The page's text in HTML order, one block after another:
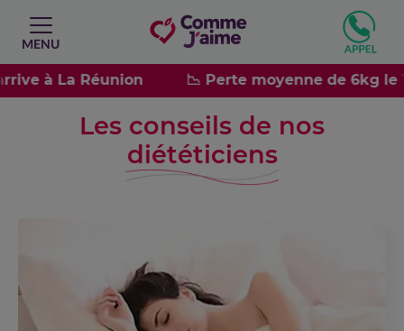
MENU
à La Réunion 📉 Perte moyenne de 6kg le 1er
Les conseils de nos
diététiciens